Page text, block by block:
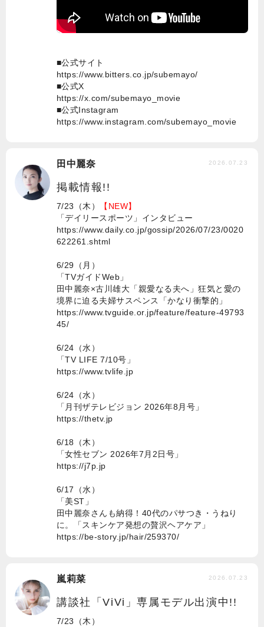
■公式サイト
https://www.bitters.co.jp/subemayo/
■公式X
https://x.com/subemayo_movie
■公式Instagram
https://www.instagram.com/subemayo_movie
田中麗奈
掲載情報!!
7/23（木）
【NEW】
「デイリースポーツ」インタビュー
https://www.daily.co.jp/gossip/2026/07/23/0020
622261.shtml
6/29（月）
「TVガイドWeb」
田中麗奈×古川雄大「親愛なる夫へ」狂気と愛の
境界に迫る夫婦サスペンス「かなり衝撃的」
https://www.tvguide.or.jp/feature/feature-49793
45/
6/24（水）
「TV LIFE 7/10号」
https://www.tvlife.jp
6/24（水）
「月刊ザテレビジョン 2026年8月号」
https://thetv.jp
6/18（木）
「女性セブン 2026年7月2日号」
https://j7p.jp
6/17（水）
「美ST」
田中麗奈さんも納得！40代のパサつき・うねり
に。「スキンケア発想の贅沢ヘアケア」
https://be-story.jp/hair/259370/
2026.07.23
嵐莉菜
講談社「ViVi」専属モデル出演中!!
7/23（木）
2026.07.23